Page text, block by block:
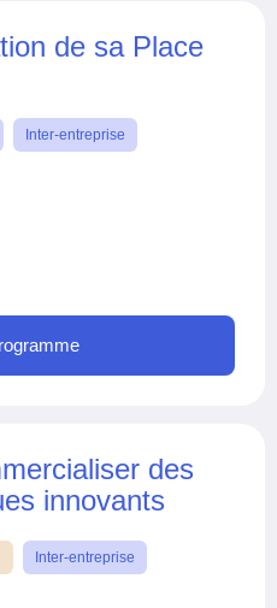
de sa Place
Inter-entreprise
des
innovants
Inter-entreprise